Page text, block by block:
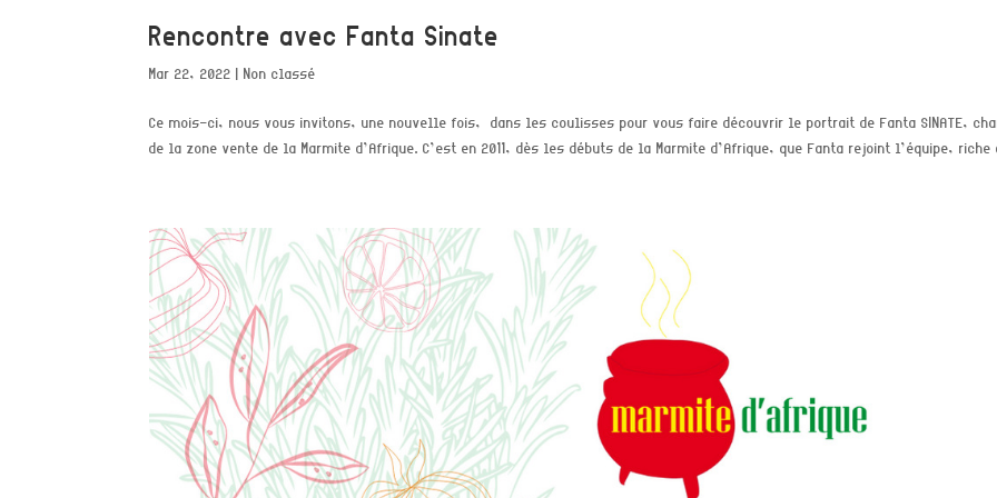
Rencontre avec Fanta Sinate
Mar 22, 2022 |Non classé
Ce mois-ci, nous vous invitons, une nouvelle fois, dans les coulisses pour vous faire découvrir le portrait de Fanta SINATE,
de la zone vente de la Marmite d’Afrique. C’est en 2011, dès les débuts de la Marmite d’Afrique, que Fanta rejoint l’équipe, riche